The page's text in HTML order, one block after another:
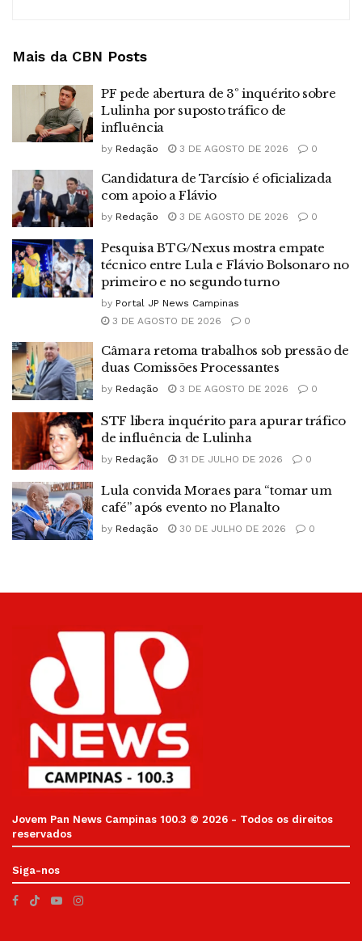
Mais da CBN Posts
PF pede abertura de 3º inquérito sobre
Lulinha por suposto tráfico de
influência
by Redação 3 DE AGOSTO DE 2026 0
Candidatura de Tarcísio é oficializada
com apoio a Flávio
by Redação 3 DE AGOSTO DE 2026 0
Pesquisa BTG/Nexus mostra empate
técnico entre Lula e Flávio Bolsonaro no
primeiro e no segundo turno
by Portal JP News Campinas
3 DE AGOSTO DE 2026
0
Câmara retoma trabalhos sob pressão de
duas Comissões Processantes
by Redação 3 DE AGOSTO DE 2026 0
STF libera inquérito para apurar tráfico
de influência de Lulinha
by Redação 31 DE JULHO DE 2026 0
Lula convida Moraes para “tomar um
café” após evento no Planalto
by Redação 30 DE JULHO DE 2026 0
Jovem Pan News Campinas 100.3 © 2026 - Todos os direitos
reservados
Siga-nos